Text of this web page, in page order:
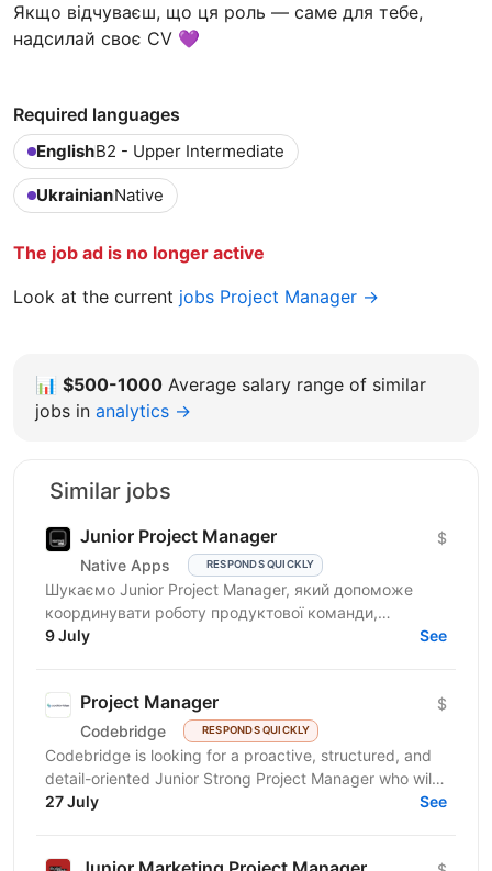
Якщо відчуваєш, що ця роль — саме для тебе,
надсилай своє CV 💜
Required languages
EnglishB2 - Upper Intermediate
UkrainianNative
The job ad is no longer active
Look at the current jobs Project Manager →
📊 $500-1000 Average salary range of similar
jobs in analytics →
Similar jobs
Junior Project Manager
Native Apps RESPONDS QUICKLY
$
Шукаємо Junior Project Manager, який допоможе
координувати роботу продуктової команди,
операційного відділу та команди контенту, щоб
9 July See
Project Manager
Codebridge RESPONDS QUICKLY
$
Codebridge is looking for a proactive, structured, and
detail-oriented Junior Strong Project Manager who will
drive the planning and delivery of software...
27 July See